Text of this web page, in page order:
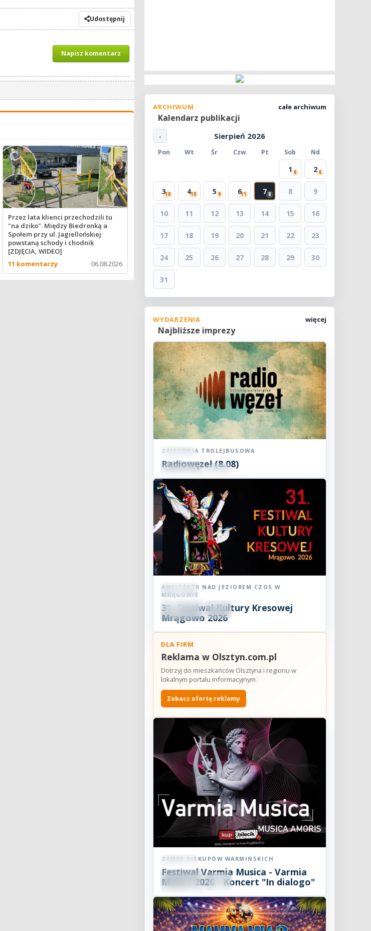
Udostępnij
Napisz komentarz
Przez lata klienci przechodzili tu
"na dziko". Między Biedronką a
Społem przy ul. Jagiellońskiej
powstaną schody i chodnik
[ZDJĘCIA, WIDEO]
11 komentarzy
06.08.2026
ARCHIWUM
Kalendarz publikacji
całe archiwum
‹ Sierpień 2026
Pon Wt Śr Czw Pt Sob Nd
1 6 2 6
310 410 5 9 611 7 8 8 9
10 11 12 13 14 15 16
17 18 19 20 21 22 23
24 25 26 27 28 29 30
31
WYDARZENIA
Najbliższe imprezy
więcej
Koncert
08 SIE
2026
ZAJEZDNIA TROLEJBUSOWA
Radiowęzeł (8.08)
08 SIE 18:30
AMFITEATR NAD JEZIOREM CZOS W
MRĄGOWIE
31. Festiwal Kultury Kresowej
Mrągowo 2026
DLA FIRM
Reklama w Olsztyn.com.pl
Dotrzyj do mieszkańców Olsztyna i regionu w
lokalnym portalu informacyjnym.
Zobacz ofertę reklamy
Koncert
08 2026 19:00
ZAMEK BISKUPÓW WARMIŃSKICH
Festiwal Varmia Musica - Varmia
Musica 2026 - Koncert "In dialogo"